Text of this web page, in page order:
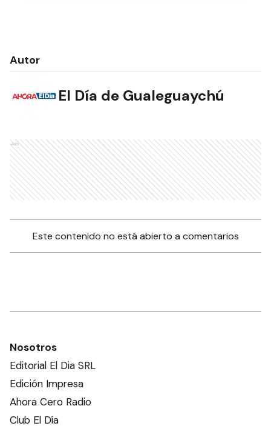
Autor
El Día de Gualeguaychú
Ads
Este contenido no está abierto a comentarios
Nosotros
Editorial El Dia SRL
Edición Impresa
Ahora Cero Radio
Club El Día